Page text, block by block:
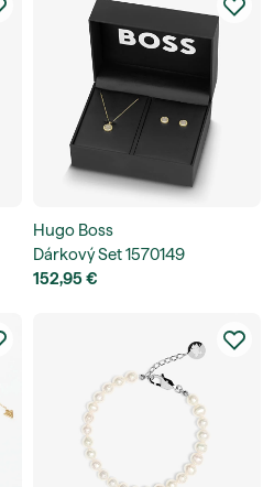
Hugo Boss
Dárkový Set 1570149
152,95 €